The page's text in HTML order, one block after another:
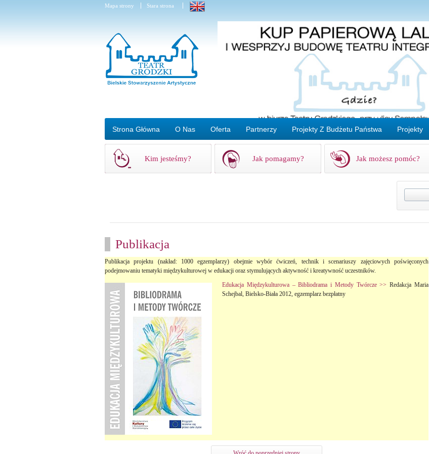
Mapa strony Stara strona
Strona Główna O Nas Oferta Partnerzy Projekty Z Budżetu Państwa Projekty
Kim jesteśmy? Jak pomagamy? Jak możesz pomóc?
Publikacja
Publikacja projektu (nakład: 1000 egzemplarzy) obejmie wybór ćwiczeń, technik i scenariuszy zajęciowych poświęconych
podejmowaniu tematyki międzykulturowej w edukacji oraz stymulujących aktywność i kreatywność uczestników.
Edukacja Międzykulturowa – Bibliodrama i Metody Twórcze >> Redakcja Maria
Schejbal, Bielsko-Biała 2012, egzemplarz bezpłatny